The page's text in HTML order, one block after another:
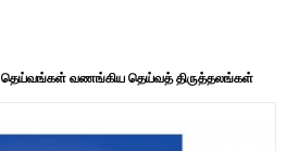
தெய்வங்கள் வணங்கிய தெய்வத் திருத்தலங்கள்